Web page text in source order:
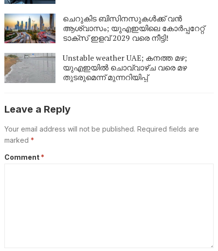
ചെറുകിട ബിസിനസുകൾക്ക് വൻ
ആശ്വാസം; യുഎഇയിലെ കോർപ്പറേറ്റ്
ടാക്സ് ഇളവ് 2029 വരെ നീട്ടി!
Unstable weather UAE; കനത്ത മഴ;
യുഎഇയിൽ ചൊവ്വാഴ്ച വരെ മഴ
തുടരുമെന്ന് മുന്നറിയിപ്പ്
Leave a Reply
Your email address will not be published. Required fields are
marked *
Comment *